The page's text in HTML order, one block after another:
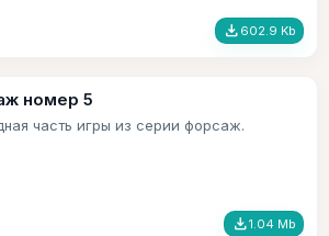
file_download 602.9 Kb
номер 5
часть игры из серии форсаж.
file_download1.04 Mb